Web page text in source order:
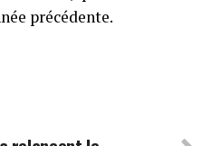
précédente.